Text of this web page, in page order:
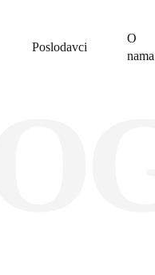
Poslodavci
O
nama